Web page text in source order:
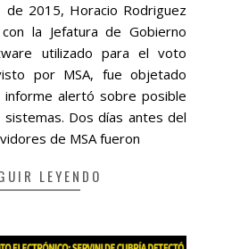
de 2015, Horacio Rodriguez
la Jefatura de Gobierno
utilizado para el voto
por MSA, fue objetado
informe alertó sobre posible
sistemas. Dos días antes del
de MSA fueron
LEYENDO